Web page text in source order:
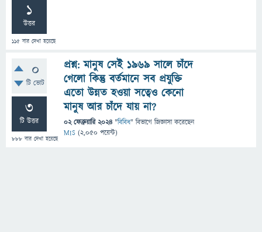
1
উত্তর
115 বার দেখা হয়েছে
0
টি ভোট
3
টি উত্তর
888 বার দেখা হয়েছে
প্রশ্ন: মানুষ সেই ১৯৬৯ সালে চাঁদে
গেলো কিন্তু বর্তমানে সব প্রযুক্তি
এতো উন্নত হওয়া সত্বেও কেনো
মানুষ আর চাঁদে যায় না?
02 ফেব্রুয়ারি 2024 "বিবিধ" বিভাগে জিজ্ঞাসাকরেছেন
MIS (2,050 পয়েন্ট)